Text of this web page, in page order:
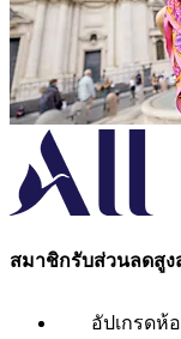
สมาชิกรับส่วนลดสูง
อัปเกรดห้